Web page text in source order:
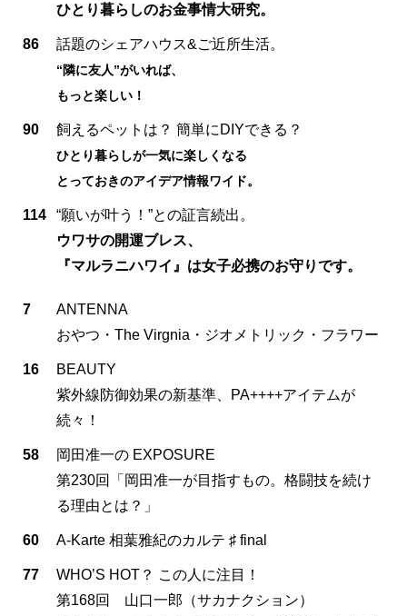
ひとり暮らしのお金事情大研究。
86 話題のシェアハウス&ご近所生活。
“隣に友人”がいれば、
もっと楽しい！
90 飼えるペットは？ 簡単にDIYできる？
ひとり暮らしが一気に楽しくなる
とっておきのアイデア情報ワイド。
114
“願いが叶う！”との証言続出。
ウワサの開運ブレス、
『マルラニハワイ』は女子必携のお守りです。
7
ANTENNA
おやつ・The Virgnia・ジオメトリック・フラワー
16
BEAUTY
紫外線防御効果の新基準、PA++++アイテムが
続々！
58
岡田准一の EXPOSURE
第230回「岡田准一が目指すもの。格闘技を続け
る理由とは？」
60 A-Karte 相葉雅紀のカルテ ♯ final
77
WHO’S HOT？ この人に注目！
第168回 山口一郎（サカナクション）